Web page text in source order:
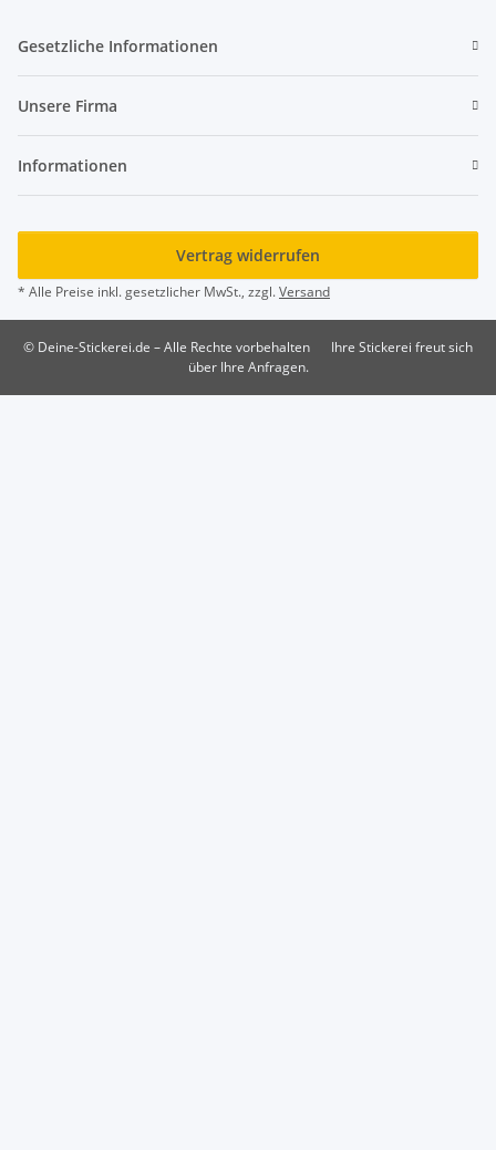
Gesetzliche Informationen
Unsere Firma
Informationen
Vertrag widerrufen
* Alle Preise inkl. gesetzlicher MwSt., zzgl.Versand
© Deine-Stickerei.de – Alle Rechte vorbehalten
Ihre Stickerei freut sich
über Ihre Anfragen.